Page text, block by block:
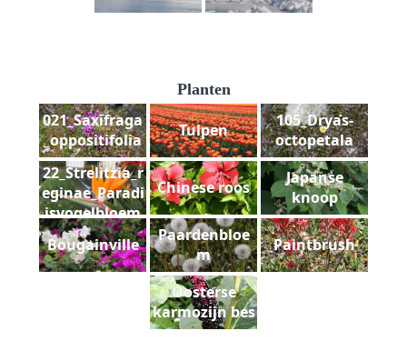
Planten
021_Saxifraga
_oppositifolia
Tulpen
105_Dryas-
octopetala
22_Strelitzia_r
eginae_Paradi
jsvogelbloem
Chinese roos
Japanse
knoop
Bougainville
Paardenbloe
m
Paintbrush
Oosterse
karmozijn bes